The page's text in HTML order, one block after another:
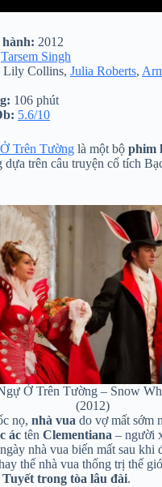
2012
Tarsem Singh
Lily Collins, Julia Roberts,
106 phút
5.6/10
Trên Tường là một bộ phim
trên câu truyện cổ tích
Ở Trên Tường – Snow
(2012)
nọ, nhà vua do vợ mất sớm
ác tên Clementiana – người
nhà vua biến mất sau khi
thế nhà vua thống trị thế
Tuyết trong tòa lâu đài.